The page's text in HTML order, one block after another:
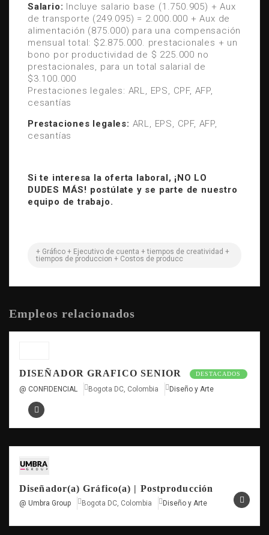
Salario: Incluye salario base (1.750.905) + Aux
de transporte (249.095) = 2.000.000 + Aux de
alimentación (875.000) para una compensación
mensual total: $2.875.000. prestacionales + un
bono por productividad de $ 225.000 no
prestacionales, para un total salarial de
$3.100.000
Prestaciones legales: ARL, EPS, CPF, AFP,
cesantías
Prestaciones legales: ARL, EPS, CPF, AFP,
cesantías
Si te interesa la oferta laboral, ¡NO LO
DUDES MÁS! postúlate y se parte de nuestro
equipo de trabajo.
+ Gráfico + Ejecutivo de cuenta + tiempos de creatividad +
tiempos de produccion + Costos de producc
Empleos relacionados
DISEÑADOR GRAFICO SENIOR DESTACADOS
@ CONFIDENCIAL Bogota DC, Colombia Diseño y Arte
Diseñador(a) Gráfico(a) | Postproducción
@ Umbra Group Bogota DC, Colombia Diseño y Arte